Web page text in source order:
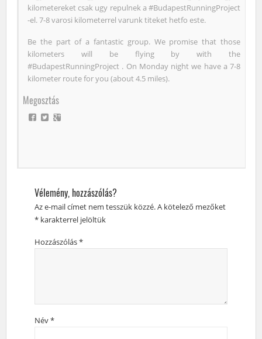
kilometereket csak ugy repulnek a #BudapestRunningProject
-el. 7-8 varosi kilometerrel varunk titeket hetfo este.
Be the part of a fantastic group. We promise that those
kilometers will be flying by with the
#BudapestRunningProject . On Monday night we have a 7-8
kilometer route for you (about 4.5 miles).
Megosztás
Vélemény, hozzászólás?
Az e-mail címet nem tesszük közzé.A kötelező mezőket
*karakterrel jelöltük
Hozzászólás*
Név*